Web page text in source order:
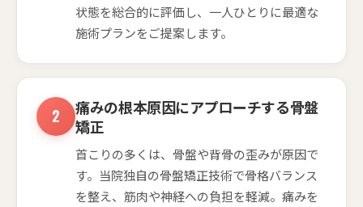
状態を総合的に評価し、一人ひとりに最適な
施術プランをご提案します。
痛みの根本原因にアプローチする骨盤
矯正
首こりの多くは、骨盤や背骨の歪みが原因で
す。当院独自の骨盤矯正技術で骨格バランス
を整え、筋肉や神経への負担を軽減。痛みを